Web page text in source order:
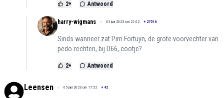
2+ Antwoord
harry-wigmans 05 juni 2023 om 21:02 + 27516
Sinds wanneer zat Pim Fortuyn, de grote voorvechter van
pedo-rechten, bij D66, cootje?
2+ Antwoord
Leensen 05 juni 2023 om 17:52 + 42